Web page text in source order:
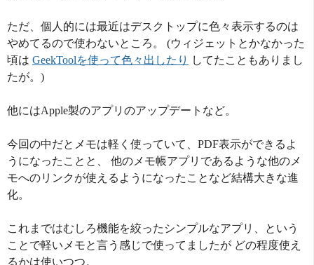
ただ、個人的には最近はデスクトップに色々表示するのは
やめてるので使わないところ。 (ウィジェットとかなかった
頃は GeekToolを使って色々出したり
してたこともありまし
たが。)
他にはApple製のアプリのアップデートなど。
今回の中だとメモは軽く使っていて、PDF表示ができるよ
うになったことと、 他のメモ帳アプリであるような他のメ
モへのリンクが使えるようになったことなど結構大きな進
化。
これまではむしろ機能を絞ったシンプルなアプリ、という
ことで軽いメモと言う感じで使ってましたが どの程度使え
るかは使いつつ。